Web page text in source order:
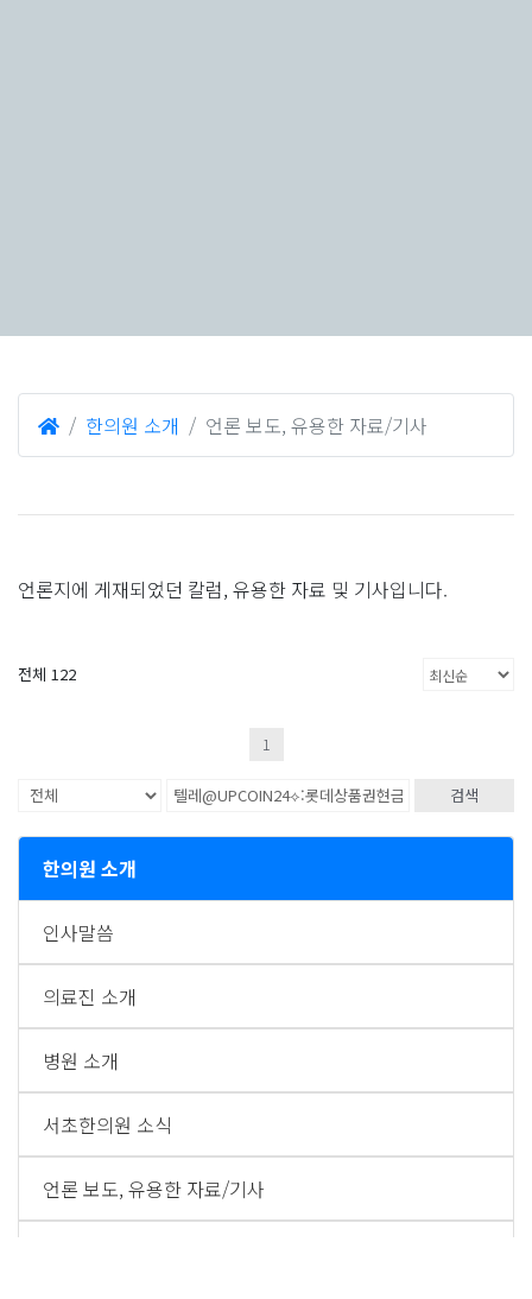
한의원 소개
인사말씀
의료진 소개
병원 소개
서초한의원 소식
언론 보도, 유용한 자료/기사
한의원 소개 언론 보도, 유용한 자료/기사
언론지에 게재되었던 칼럼, 유용한 자료 및 기사입니다.
전체 122
1
검색